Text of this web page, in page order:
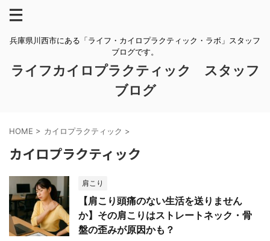
兵庫県川西市にある「ライフ・カイロプラクティック・ラボ」スタッフ
ブログです。
ライフカイロプラクティック スタッフ
ブログ
HOME > カイロプラクティック >
カイロプラクティック
肩こり
【肩こり頭痛のない生活を送りません
か】その肩こりはストレートネック・骨
盤の歪みが原因かも？